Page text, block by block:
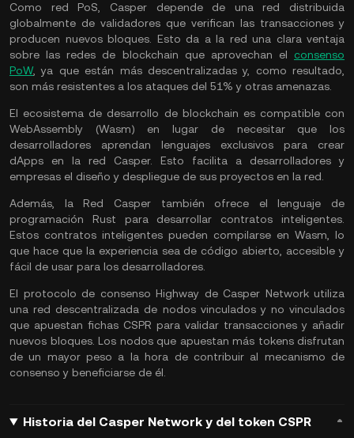
Como red PoS, Casper depende de una red distribuida
globalmente de validadores que verifican las transacciones y
producen nuevos bloques. Esto da a la red una clara ventaja
sobre las redes de blockchain que aprovechan el consenso
PoW, ya que están más descentralizadas y, como resultado,
son más resistentes a los ataques del 51% y otras amenazas.
El ecosistema de desarrollo de blockchain es compatible con
WebAssembly (Wasm) en lugar de necesitar que los
desarrolladores aprendan lenguajes exclusivos para crear
dApps en la red Casper. Esto facilita a desarrolladores y
empresas el diseño y despliegue de sus proyectos en la red.
Además, la Red Casper también ofrece el lenguaje de
programación Rust para desarrollar contratos inteligentes.
Estos contratos inteligentes pueden compilarse en Wasm, lo
que hace que la experiencia sea de código abierto, accesible y
fácil de usar para los desarrolladores.
El protocolo de consenso Highway de Casper Network utiliza
una red descentralizada de nodos vinculados y no vinculados
que apuestan fichas CSPR para validar transacciones y añadir
nuevos bloques. Los nodos que apuestan más tokens disfrutan
de un mayor peso a la hora de contribuir al mecanismo de
consenso y beneficiarse de él.
Historia del Casper Network y del token CSPR